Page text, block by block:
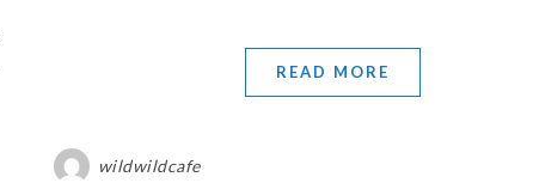
READ MORE
wildwildcafe